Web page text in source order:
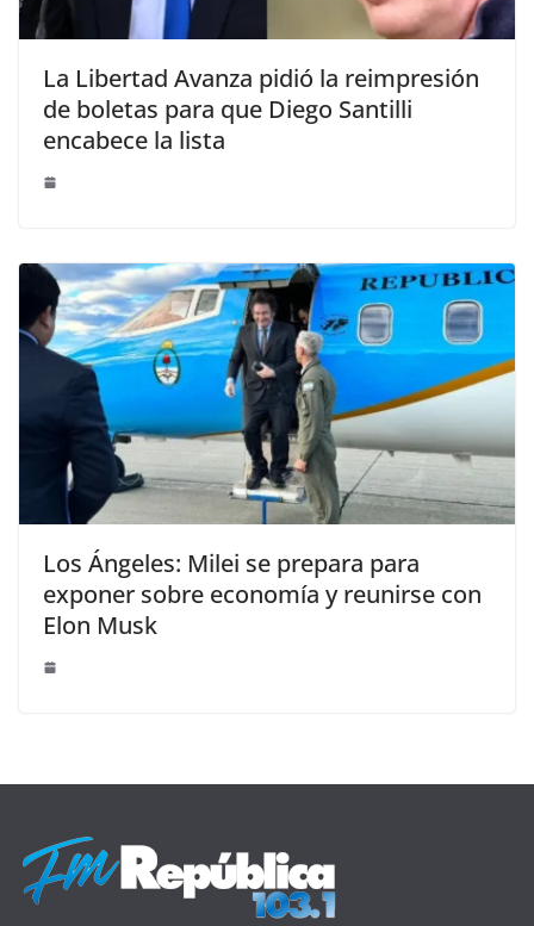
La Libertad Avanza pidió la reimpresión
de boletas para que Diego Santilli
encabece la lista
Los Ángeles: Milei se prepara para
exponer sobre economía y reunirse con
Elon Musk